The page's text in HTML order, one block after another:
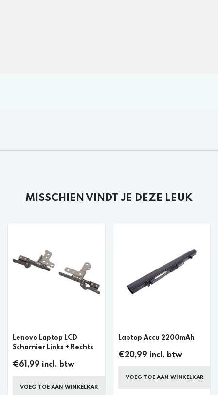
MISSCHIEN VINDT JE DEZE LEUK
Lenovo Laptop LCD
Scharnier Links + Rechts
€61,99 incl. btw
VOEG TOE AAN WINKELKAR
Laptop Accu 2200mAh
€20,99 incl. btw
VOEG TOE AAN WINKELKAR